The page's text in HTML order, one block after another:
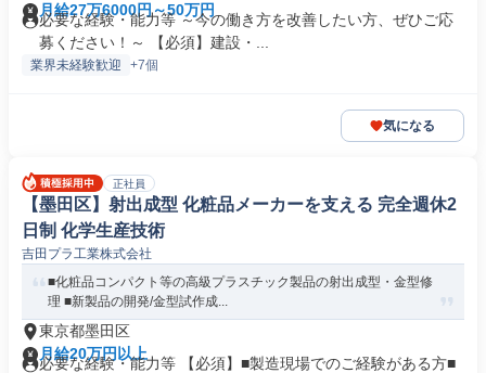
月給27万6000円～50万円
必要な経験・能力等 ～今の働き方を改善したい方、ぜひご応
募ください！～ 【必須】建設・...
業界未経験歓迎 +7個
気になる
正社員
【墨田区】射出成型 化粧品メーカーを支える 完全週休2
日制 化学生産技術
吉田プラ工業株式会社
■化粧品コンパクト等の高級プラスチック製品の射出成型・金型修
理 ■新製品の開発/金型試作成...
東京都墨田区
月給20万円以上
必要な経験・能力等 【必須】■製造現場でのご経験がある方■